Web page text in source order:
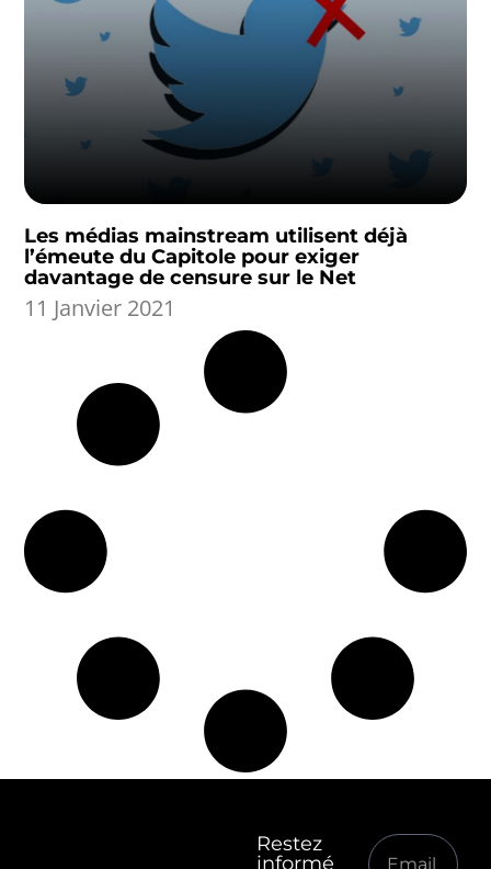
Les médias mainstream utilisent déjà
l’émeute du Capitole pour exiger
davantage de censure sur le Net
11 Janvier 2021
Restez
informé